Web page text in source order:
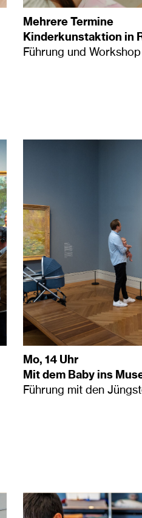
Mehrere Termine
Kinderkunstaktion in
Führung und Workshop
Mo, 14 Uhr
Mit dem Baby ins
Führung mit den